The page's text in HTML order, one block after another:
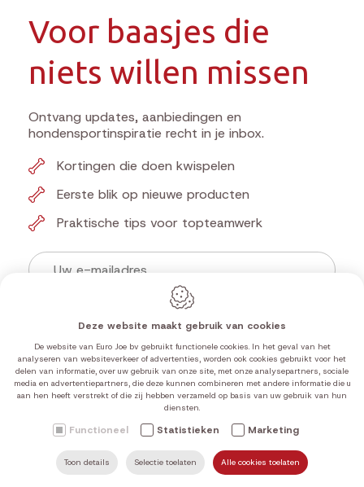
Voor baasjes die
niets willen missen
Ontvang updates, aanbiedingen en
hondensportinspiratie recht in je inbox.
Kortingen die doen kwispelen
Eerste blik op nieuwe producten
Praktische tips voor topteamwerk
Deze website maakt gebruik van cookies
De website van Euro Joe bv gebruikt functionele cookies. In het geval van het
analyseren van websiteverkeer of advertenties, worden ook cookies gebruikt voor het
delen van informatie, over uw gebruik van onze site, met onze analysepartners, sociale
media en advertentiepartners, die deze kunnen combineren met andere informatie die u
aan hen heeft verstrekt of die zij hebben verzameld op basis van uw gebruik van hun
diensten.
Functioneel Statistieken Marketing
Toon details Selectie toelaten Alle cookies toelaten
MAIL ONS HOME VIND ONS BEL ONS